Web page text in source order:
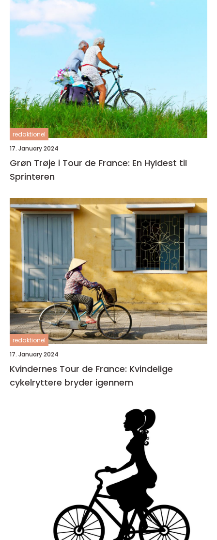
redaktionel
17. January 2024
Grøn Trøje i Tour de France: En Hyldest til
Sprinteren
redaktionel
17. January 2024
Kvindernes Tour de France: Kvindelige
cykelryttere bryder igennem